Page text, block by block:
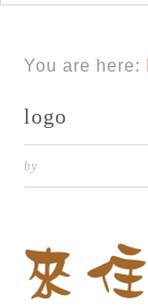
You are here:
logo
by